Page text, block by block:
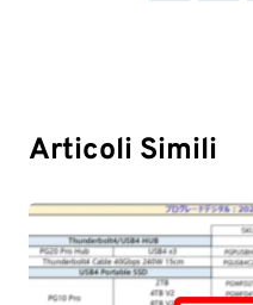
Articoli Simili